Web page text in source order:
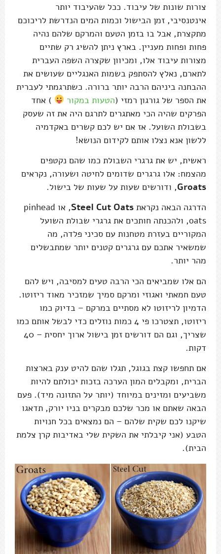
צורות שונות של עיבוד. ככל שהעיבוד יותר
אינטנסיבי, זמן הבישול וכמות המים הנדרשת לריכוכם
מתקצרת, אבל בו בזמן הטעם והמרקם שלהם נהיה
פחות ופחות מעניין. בארץ ניתן להשיג רק שתיים
מצורות עיבוד אלו, ומכיוון שקצרה השפה העברית
לתארם, נאלץ להסתפק בשמות האנגליים שעושים את
ההבחנה ביניהם הרבה יותר ברורה. כשתרגמתי לעברית
את הספר של גורגון רמזי (הטעות במקור
) אחד
הפרקים שהיה הכי מאתגרים לתרגם היה את זה שעסק
בשבולת השועל. אז אם יש לכם קשרים באקדמיה
ללשון אנא נצלו אותם לקידום הנושא!
ראשית, יש את גרגרי השבולת כמו שהם נקטפים
מהצמח: אלו גרגרים שדומים לחיטה ושעורה, נקראים
Groats, ודורשים שעות על שעות של בישול.
הדרגה הבאה נקראת Steel Cut Oats
, או pinhead
oats, ולהכנתה חותכים את גרגרי שבולת השועל
המקוריים בעזרת מטחנות עם סכיני פלדה, מה
שמשאיר אתכם עם גרגרים קטנים יותר שמתבשלים
מהר יותר.
הם אלו שמביאים הכי הרבה טעים למסיבה, ויש להם
טעם חמאתי ואגוזי ומרקם סמיך שמזכיר מאוד ריזוטו.
הדמיון לריזוטו לא מסתיים במרקם – בדיוק כמו
ריזוטו, תצטרכו פי 4 כמות נוזלים כדי לבשל אותם כמו
שצריך, וגם הם דורשים זמן בישול ארוך יחסית – 40
דקות.
אם תחפשו קצת בגוגל, תגלו שהם להיט ענק בארצות
הברית, ומקבלים המון הערכה בזכות יכולתם להיות
משביעים ומזינים במיוחד (יותר על התזונה מיד). פעם
הבאה שאתם או מכר שלכם מבקרים בניו יורק, תדאגו
שיקנו לכם שקית שלהם – הם נמצאים בכל חנויות
הטבע (אני קיבלתי את השקית שלי באדיבות קרן צלמת
הבית).